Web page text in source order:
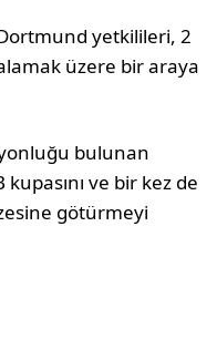
yetkilileri, 2
üzere bir araya
bulunan
ve bir kez de
götürmeyi